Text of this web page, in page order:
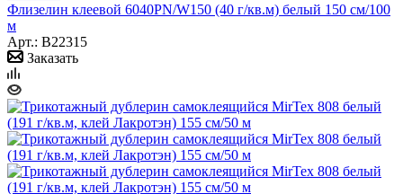
Флизелин клеевой 6040PN/W150 (40 г/кв.м) белый 150 см/100
м
Арт.: B22315
Заказать